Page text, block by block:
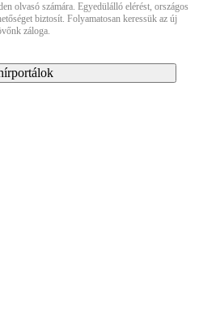
olvasó számára. Egyedülálló elérést, országos
biztosít. Folyamatosan keressük az új
záloga.